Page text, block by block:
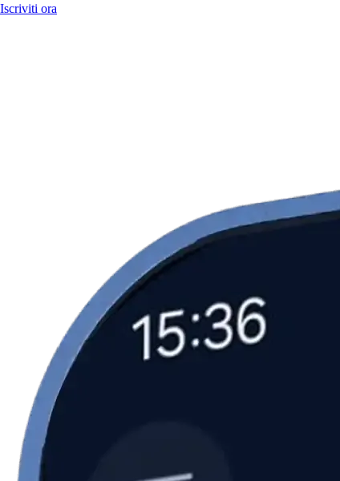
Iscriviti ora